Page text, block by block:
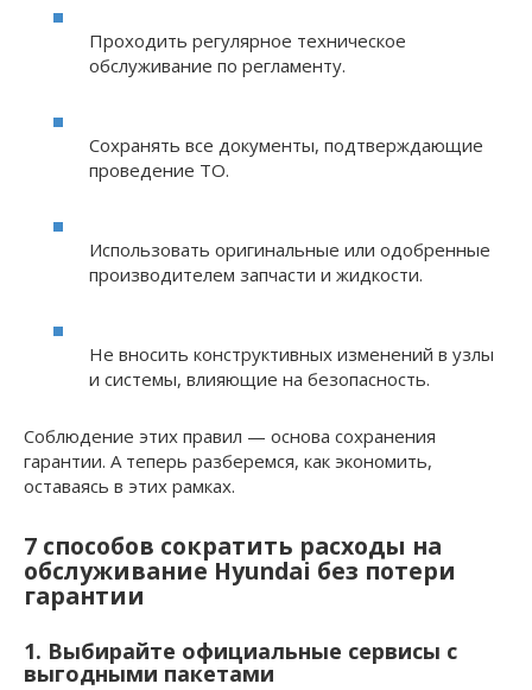
Проходить регулярное техническое
обслуживание по регламенту.
Сохранять все документы, подтверждающие
проведение ТО.
Использовать оригинальные или одобренные
производителем запчасти и жидкости.
Не вносить конструктивных изменений в узлы
и системы, влияющие на безопасность.
Соблюдение этих правил — основа сохранения
гарантии. А теперь разберемся, как экономить,
оставаясь в этих рамках.
7 способов сократить расходы на
обслуживание Hyundai без потери
гарантии
1. Выбирайте официальные сервисы с
выгодными пакетами